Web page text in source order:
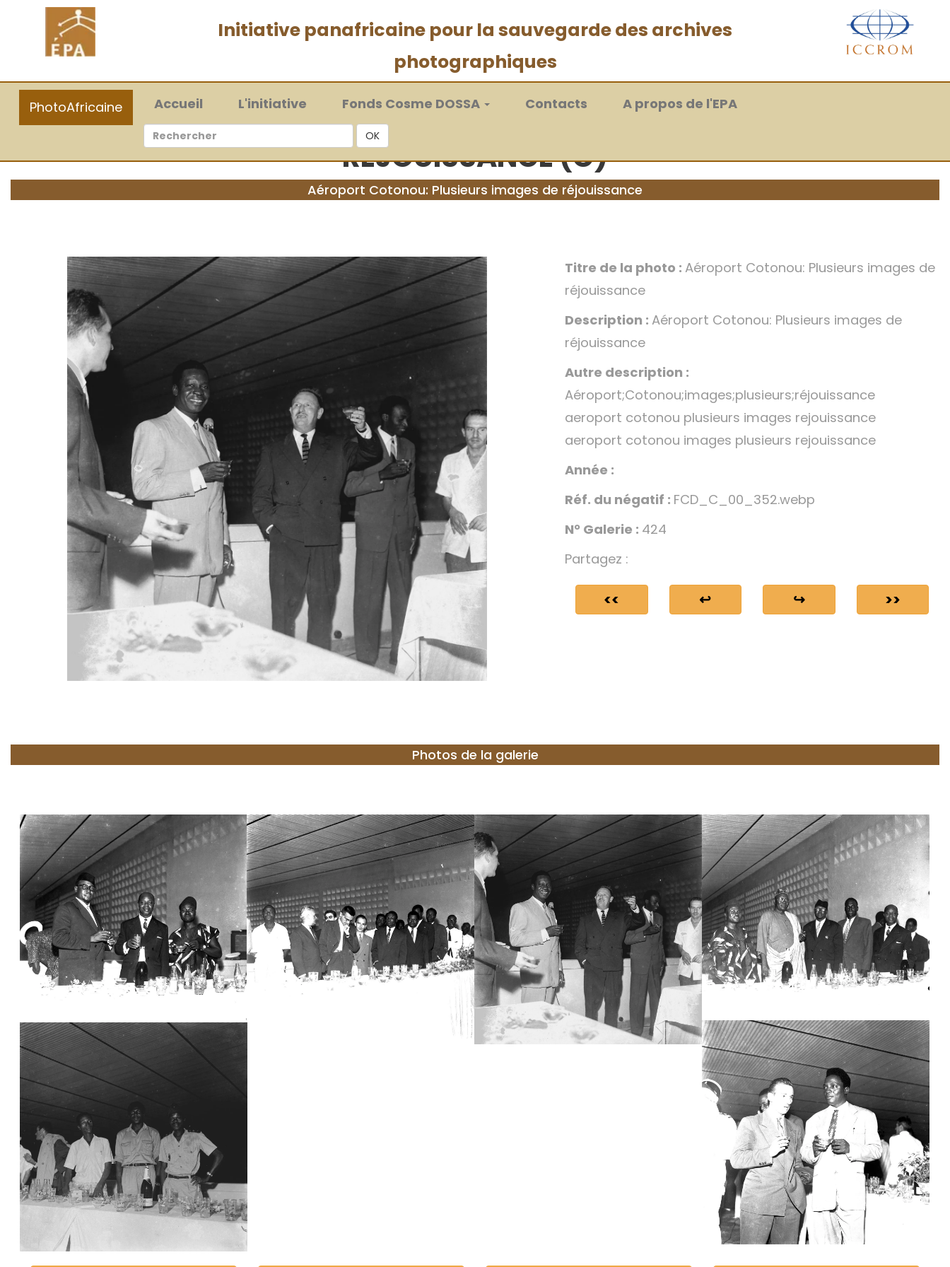
Initiative panafricaine pour la sauvegarde des archives
photographiques
PhotoAfricaine Accueil(current)L'initiative Fonds Cosme DOSSA Contacts A propos de l'EPA
OK
RÉJOUISSANCE (C)
Aéroport Cotonou: Plusieurs images de réjouissance
Titre de la photo : Aéroport Cotonou: Plusieurs images de
réjouissance
Description : Aéroport Cotonou: Plusieurs images de
réjouissance
Autre description :
Aéroport;Cotonou;images;plusieurs;réjouissance
aeroport cotonou plusieurs images rejouissance
aeroport cotonou images plusieurs rejouissance
Année :
Réf. du négatif : FCD_C_00_352.webp
N° Galerie : 424
Partagez :
<< ↩ ↪ >>
Photos de la galerie